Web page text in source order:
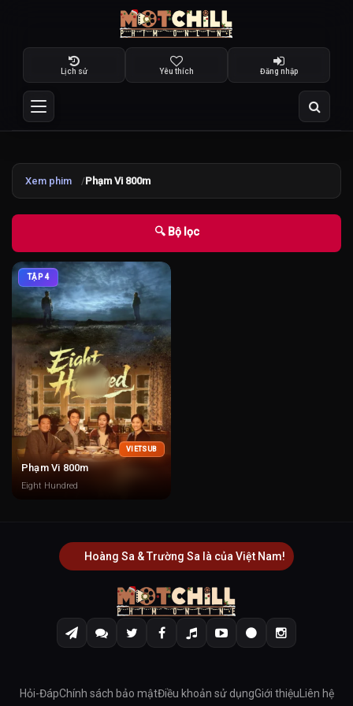
Lịch sử Yêu thích Đăng nhập
Xem phim Phạm Vi 800m
🔍 Bộ lọc
TẬP 4
VIETSUB
Phạm Vi 800m
Eight Hundred
Hoàng Sa & Trường Sa là của Việt Nam!
Hỏi-ĐápChính sách bảo mậtĐiều khoản sử dụngGiới thiệuLiên hệ